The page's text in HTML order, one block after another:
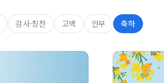
​감사·​칭찬 ​고백 ​안부 ​축하